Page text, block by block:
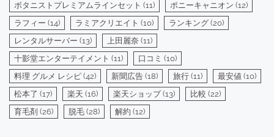
ボタニストプレミアムラインセット (11) ポニーキャニオン (12)
ラフィー (14) ラミアクリエイト (10) ランキング (20)
レンタルサーバー (13) 上田麗奈 (11)
十影堂エンターテイメント (11) 口コミ (10)
料理 グルメ レシピ (42) 新聞広告 (18) 旅行 (11) 最安値 (10)
松本了 (17) 楽天 (16) 楽天ショップ(13) 比較 (22)
育毛剤 (26) 脱毛 (28) 解約 (12)